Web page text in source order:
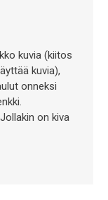
kuvia (kiitos
kuvia),
onneksi
on kiva